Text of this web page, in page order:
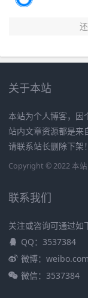
关于本站
本站为个人博客，因
站内文章资源都是来
请联系站长删除下架！
Copyright © 2022 本站
联系我们
关注或咨询可通过如
QQ：3537384
微博：
微信：3537384